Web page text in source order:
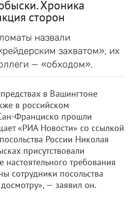
Хроника
сторон
назвали
захватом», их
— «обходом».
в Вашингтоне
в российском
Франциско прошли
«РИА Новости» со ссылкой
России Николая
присутствовали
требования
сотрудники посольства
— заявил он.